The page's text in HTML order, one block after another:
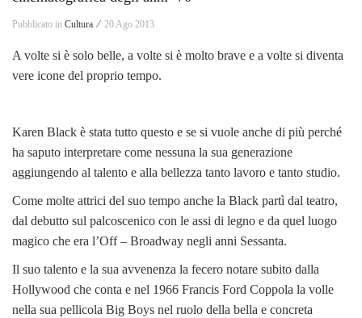
Pubblicato in Cultura ⁄ 20 Ago 2013
A volte si è solo belle, a volte si è molto brave e a volte si diventa
vere icone del proprio tempo.
Karen Black è stata tutto questo e se si vuole anche di più perché
ha saputo interpretare come nessuna la sua generazione
aggiungendo al talento e alla bellezza tanto lavoro e tanto studio.
Come molte attrici del suo tempo anche la Black partì dal teatro,
dal debutto sul palcoscenico con le assi di legno e da quel luogo
magico che era l’Off – Broadway negli anni Sessanta.
Il suo talento e la sua avvenenza la fecero notare subito dalla
Hollywood che conta e nel 1966 Francis Ford Coppola la volle
nella sua pellicola Big Boys nel ruolo della bella e concreta